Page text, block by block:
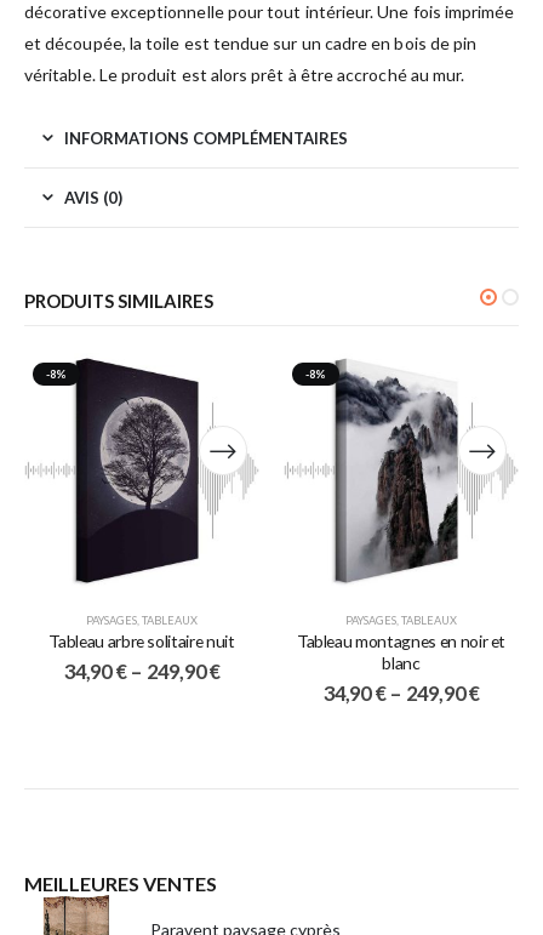
décorative exceptionnelle pour tout intérieur. Une fois imprimée
et découpée, la toile est tendue sur un cadre en bois de pin
véritable. Le produit est alors prêt à être accroché au mur.
INFORMATIONS COMPLÉMENTAIRES
AVIS (0)
PRODUITS SIMILAIRES
-8%
PAYSAGES,TABLEAUX
Tableau arbre solitaire nuit
34,90€ – 249,90€
-8%
PAYSAGES,TABLEAUX
Tableau montagnes en noir et
blanc
34,90€ – 249,90€
MEILLEURES VENTES
Paravent paysage cyprès